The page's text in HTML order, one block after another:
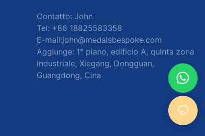
Contatto: John
Tel: +86 18825583358
E-mail:john@medalsbespoke.com
Aggiunge: 1° piano, edificio A, quinta zona
industriale, Xiegang, Dongguan,
Guangdong, Cina